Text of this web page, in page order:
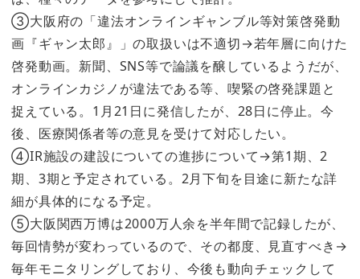
③大阪府の「違法オンラインギャンブル等対策啓発動
画『ギャン太郎』」の取扱いは不適切→若年層に向けた
啓発動画。新聞、SNS等で論議を醸しているようだが、
オンラインカジノが違法である等、喫緊の啓発課題と
捉えている。1月21日に発信したが、28日に停止。今
後、医療関係者等の意見を受けて対応したい。
④IR施設の建設についての進捗について→第1期、2
期、3期と予定されている。2月下旬を目途に新たな詳
細が具体的になる予定。
⑤大阪関西万博は2000万人余を半年間で記録したが、
毎回情勢が変わっているので、その都度、見直すべき→
毎年モニタリングしており、今後も動向チェックして